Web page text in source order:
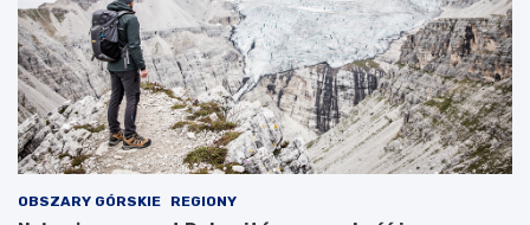
OBSZARY GÓRSKIE REGIONY